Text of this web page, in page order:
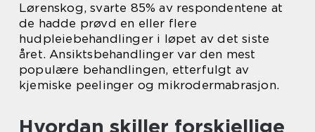
Lørenskog, svarte 85% av respondentene at
de hadde prøvd en eller flere
hudpleiebehandlinger i løpet av det siste
året. Ansiktsbehandlinger var den mest
populære behandlingen, etterfulgt av
kjemiske peelinger og mikrodermabrasjon.
Hvordan skiller forskjellige